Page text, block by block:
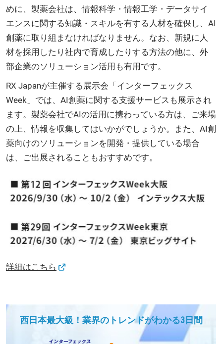
めに、製薬会社は、情報科学・情報工学・データサイ
エンスに関する知識・スキルを有する人材を確保し、AI
創薬に取り組まなければなりません。なお、新規に人
材を採用したり社内で育成したりする方法の他に、外
部企業のソリューション活用も有用です。
RX Japanが主催する展示会「インターフェックス
Week」では、AI創薬に関する支援サービスも展示され
ます。製薬会社でAIの活用に携わっている方は、ご来場
の上、情報を収集してはいかがでしょうか。また、AI創
薬向けのソリューションを開発・提供している場合
は、ご出展されることもおすすめです。
詳細はこちら
西日本最大級！業界のトレンドがわかる3日間